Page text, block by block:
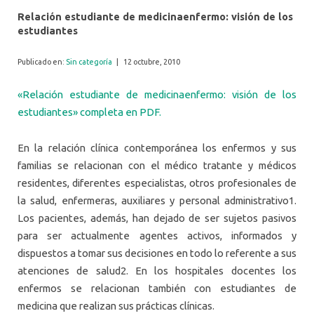
Relación estudiante de medicinaenfermo: visión de los
estudiantes
Publicado en: Sin categoría 12 octubre, 2010
«Relación estudiante de medicinaenfermo: visión de los
estudiantes» completa en PDF.
En la relación clínica contemporánea los enfermos y sus
familias se relacionan con el médico tratante y médicos
residentes, diferentes especialistas, otros profesionales de
la salud, enfermeras, auxiliares y personal administrativo1.
Los pacientes, además, han dejado de ser sujetos pasivos
para ser actualmente agentes activos, informados y
dispuestos a tomar sus decisiones en todo lo referente a sus
atenciones de salud2. En los hospitales docentes los
enfermos se relacionan también con estudiantes de
medicina que realizan sus prácticas clínicas.